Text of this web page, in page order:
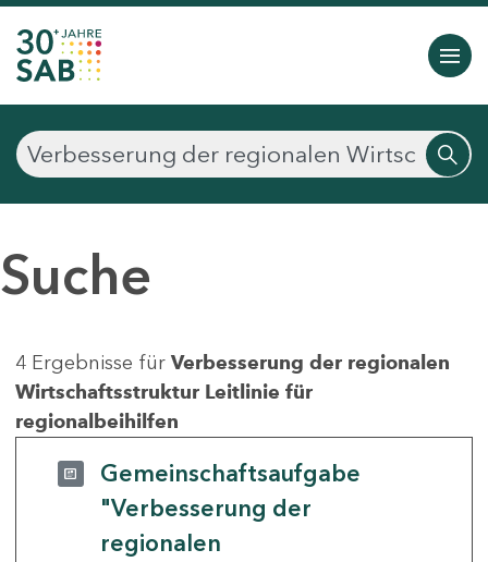
Suche
4 Ergebnisse für Verbesserung der regionalen
Wirtschaftsstruktur Leitlinie für
regionalbeihilfen
Gemeinschaftsaufgabe
"Verbesserung der
regionalen